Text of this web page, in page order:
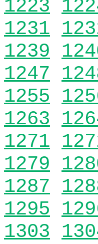
1223
1231
1239
1247
1255
1263
1271
1279
1287
1295
1303